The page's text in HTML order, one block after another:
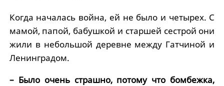
Когда началась война, ей не было и четырех. С
мамой, папой, бабушкой и старшей сестрой они
жили в небольшой деревне между Гатчиной и
Ленинградом.
– Было очень страшно, потому что бомбежка,